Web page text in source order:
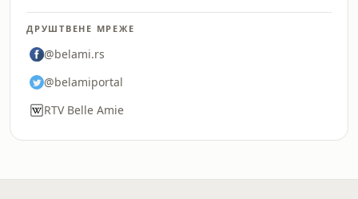
ДРУШТВЕНЕ МРЕЖЕ
@belami.rs
@belamiportal
RTV Belle Amie